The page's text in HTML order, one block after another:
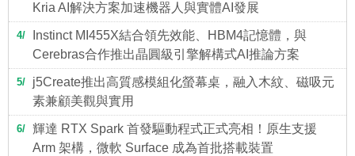
Kria AI解決方案加速機器人與實體AI發展
4
Instinct MI455X結合領先效能、HBM4記憶體，與
Cerebras合作推出晶圓級引擎解構式AI推論方案
5
j5Create推出高質感模組化螢幕桌，融入木紋、磁吸元
素兼顧美觀與實用
6
輝達 RTX Spark 首發驅動程式正式亮相！原生支援
Arm 架構，微軟 Surface 成為首批搭載裝置